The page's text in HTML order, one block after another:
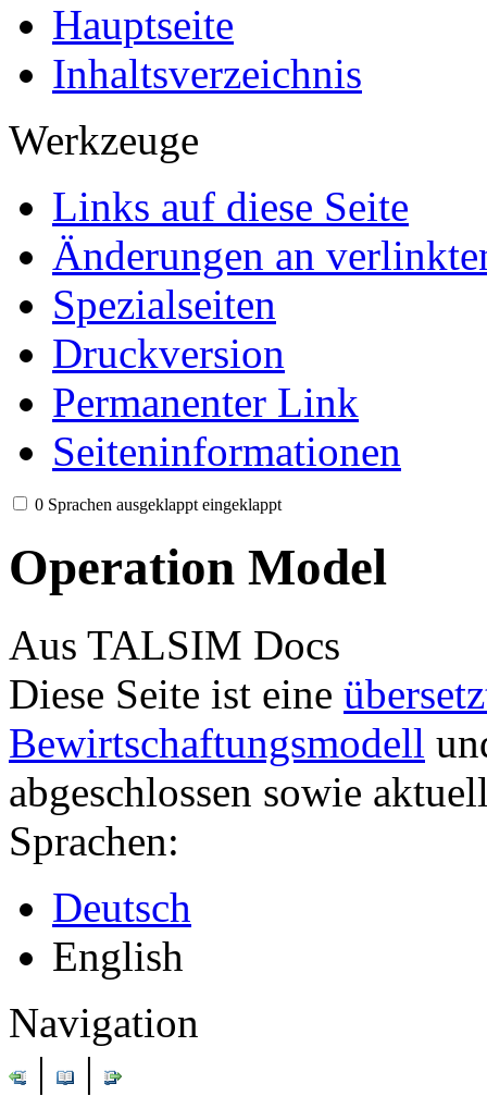
Hauptseite
Inhaltsverzeichnis
Werkzeuge
Links auf diese Seite
Änderungen an
Spezialseiten
Druckversion
Permanenter Link
Seiten­informationen
0 Sprachen ausgeklappt eingeklappt
Operation Model
Aus TALSIM Docs
Diese Seite ist eine
Bewirtschaftungsmodell
abgeschlossen sowie
Sprachen:
Deutsch
English
Navigation
|
|